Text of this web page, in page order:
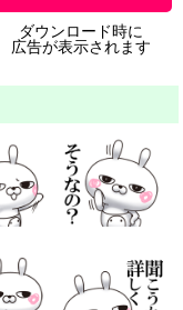
ダウンロード時に
広告が表示されます